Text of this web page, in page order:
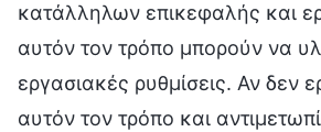
κατάλληλων επικεφαλής και
αυτόν τον τρόπο μπορούν να
εργασιακές ρυθμίσεις. Αν δεν
αυτόν τον τρόπο και